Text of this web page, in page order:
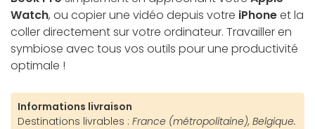
Watch, ou copier une vidéo depuis votre iPhoneet la
coller directement sur votre ordinateur. Travailler en
symbiose avec tous vos outils pour une productivité
optimale !
Informations livraison
Destinations livrables : France (métropolitaine), Belgique.